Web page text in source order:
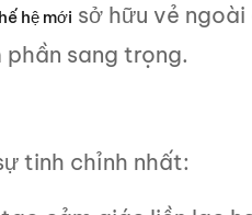
hệ mới sở hữu vẻ
sang trọng.
tinh chỉnh nhất: